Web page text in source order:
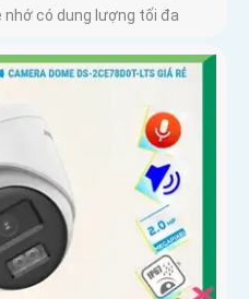
có dung lượng tối đa